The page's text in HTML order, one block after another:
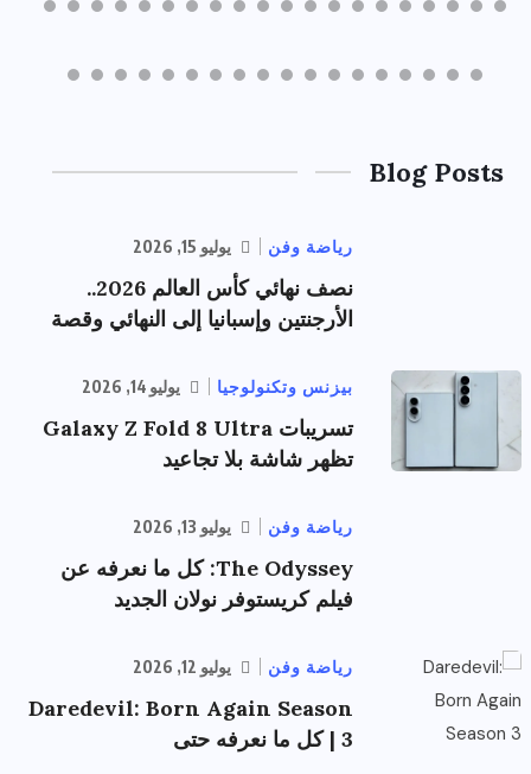
Blog Posts
رياضة وفن يوليو 15, 2026
نصف نهائي كأس العالم 2026..
الأرجنتين وإسبانيا إلى النهائي وقصة
بيزنس وتكنولوجيا يوليو 14, 2026
تسريبات Galaxy Z Fold 8 Ultra
تظهر شاشة بلا تجاعيد
رياضة وفن يوليو 13, 2026
The Odyssey: كل ما نعرفه عن
فيلم كريستوفر نولان الجديد
رياضة وفن يوليو 12, 2026
Daredevil: Born Again Season
3 | كل ما نعرفه حتى